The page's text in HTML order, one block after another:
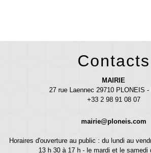
Contacts
MAIRIE
27 rue Laennec 29710 PLONEIS -
+33 2 98 91 08 07
mairie@ploneis.com
Horaires d'ouverture au public : du lundi au
13 h 30 à 17 h - le mardi et le samedi